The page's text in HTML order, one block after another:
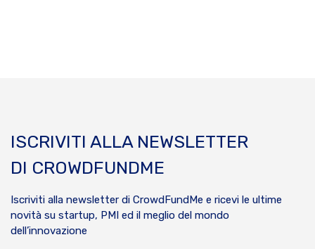
ISCRIVITI ALLA NEWSLETTER
DI CROWDFUNDME
Iscriviti alla newsletter di CrowdFundMe e ricevi le ultime
novità su startup, PMI ed il meglio del mondo
dell’innovazione